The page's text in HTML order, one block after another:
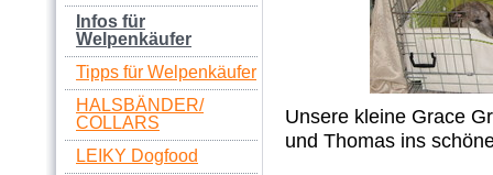
Infos für
Welpenkäufer
Tipps für Welpenkäufer
HALSBÄNDER/
COLLARS
LEIKY Dogfood
Unsere kleine Grace
und Thomas ins